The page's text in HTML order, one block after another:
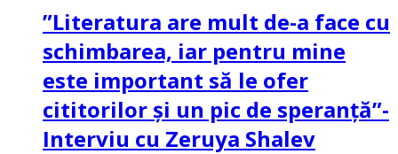
”Literatura are mult de-a face cu
schimbarea, iar pentru mine
este important să le ofer
cititorilor și un pic de speranță”-
Interviu cu Zeruya Shalev